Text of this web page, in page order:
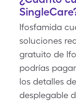
Ifosfamida
soluciones
gratuito de
podrías
los detalles
desplegable